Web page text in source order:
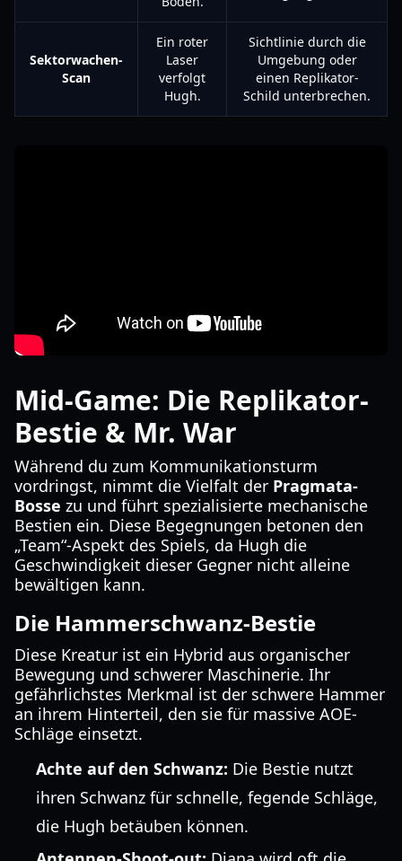
Sektorwachen-
Scan
Ein roter
Laser
verfolgt
Hugh.
Sichtlinie durch die
Umgebung oder
einen Replikator-
Schild unterbrechen.
Mid-Game: Die Replikator-
Bestie & Mr. War
Während du zum Kommunikationsturm
vordringst, nimmt die Vielfalt der Pragmata-
Bosse zu und führt spezialisierte mechanische
Bestien ein. Diese Begegnungen betonen den
„Team“-Aspekt des Spiels, da Hugh die
Geschwindigkeit dieser Gegner nicht alleine
bewältigen kann.
Die Hammerschwanz-Bestie
Diese Kreatur ist ein Hybrid aus organischer
Bewegung und schwerer Maschinerie. Ihr
gefährlichstes Merkmal ist der schwere Hammer
an ihrem Hinterteil, den sie für massive AOE-
Schläge einsetzt.
Achte auf den Schwanz: Die Bestie nutzt
ihren Schwanz für schnelle, fegende Schläge,
die Hugh betäuben können.